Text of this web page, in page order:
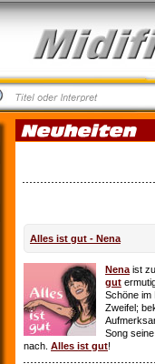
Alles ist gut - Nena
Nena ist
gut
Schöne im
Zweifel;
Song
nach. Alles ist gut!